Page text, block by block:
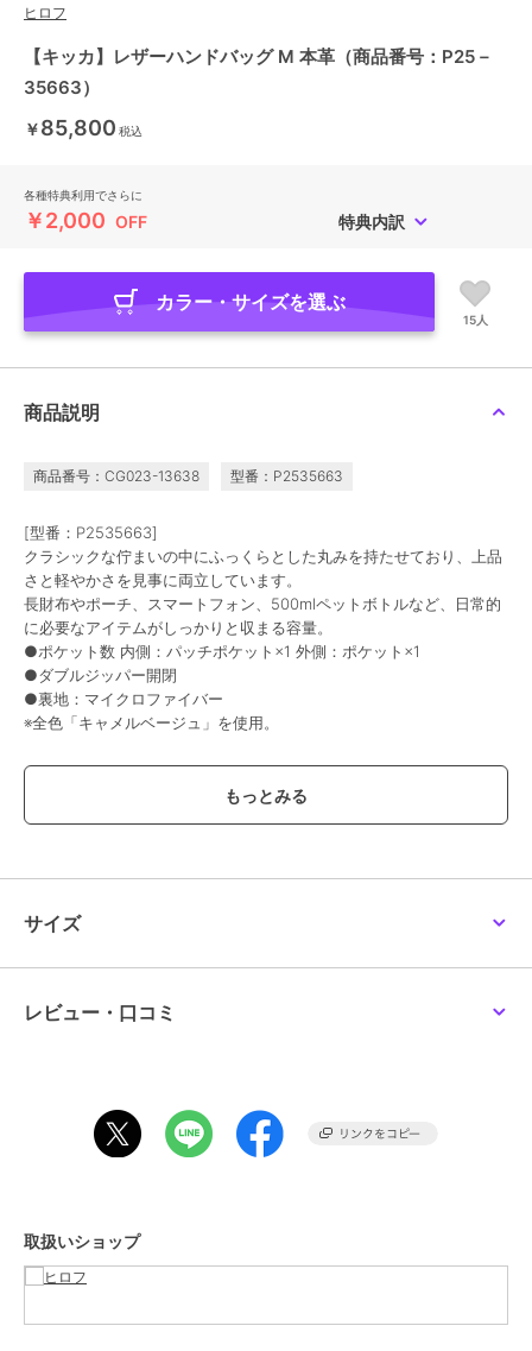
ヒロフ
【キッカ】レザーハンドバッグ M 本革（商品番号：P25－
35663）
￥85,800 税込
各種特典利用でさらに
￥2,000 OFF 特典内訳
カラー・サイズを選ぶ
15人
商品説明
商品番号：CG023-13638 型番：P2535663
[型番：P2535663]
クラシックな佇まいの中にふっくらとした丸みを持たせており、上品
さと軽やかさを見事に両立しています。
長財布やポーチ、スマートフォン、500mlペットボトルなど、日常的
に必要なアイテムがしっかりと収まる容量。
●ポケット数 内側：パッチポケット×1 外側：ポケット×1
●ダブルジッパー開閉
●裏地：マイクロファイバー
※全色「キャメルベージュ」を使用。
書類を持ち運ばない通勤や週末のショッピングやカフェにも軽やかに
＜CMH（クロモエイチ）＞
牛革、クロームなめし、小シボ型押し。
カラーを美しく表現することも可能です。
上がるだけでなく柔らかさも実感していただけます。
「CHICCA（キッカ）」は、イタリア語で「かわいい」「わたしの宝
物」を意味する名前を持つ、日常に寄り添いつつ特別感をプラスする
サイズ
レビュー・口コミ
取扱いショップ